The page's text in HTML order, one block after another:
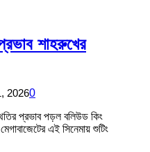
শাহরুখের
20260
প্রভাব পড়ল বলিউড কিং
এই সিনেমায় শুটিং